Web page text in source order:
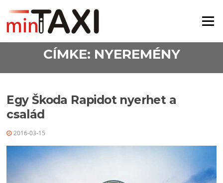
Menü
CÍMKE: NYEREMÉNY
Egy Škoda Rapidot nyerhet a
család
2016-03-15